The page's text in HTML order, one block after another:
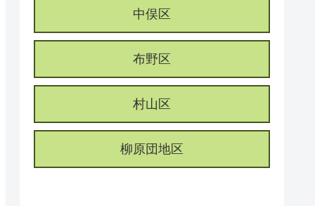
中俣区
布野区
村山区
柳原団地区